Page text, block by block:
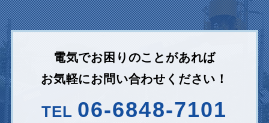
電気でお困りのことがあれば
お気軽にお問い合わせください！
TEL 06-6848-7101